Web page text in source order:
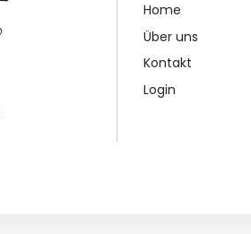
Home
Über uns
Kontakt
Login